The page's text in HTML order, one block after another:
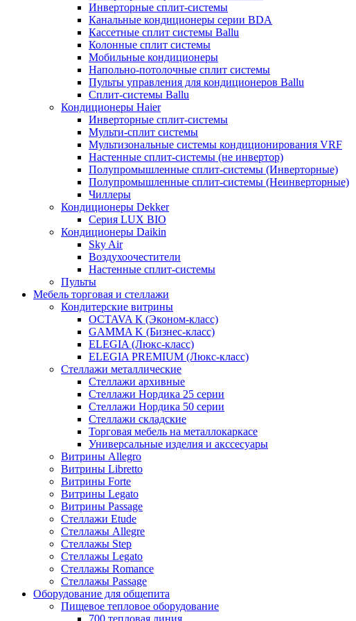
Инверторные сплит-системы
Канальные кондиционеры серии BDA
Кассетные сплит системы Ballu
Колонные сплит системы
Мобильные кондиционеры
Напольно-потолочные сплит системы
Пульты управления для кондиционеров Ballu
Сплит-системы Ballu
Кондиционеры Haier
Инверторные сплит-системы
Мульти-сплит системы
Мультизональные системы кондиционирования VRF
Настенные сплит-системы (не инвертор)
Полупромышленные сплит-системы (Инверторные)
Полупромышленные сплит-системы (Неинверторные)
Чиллеры
Кондиционеры Dekker
Серия LUX BIO
Кондиционеры Daikin
Sky Air
Воздухоочестители
Настенные сплит-системы
Пульты
Мебель торговая и стеллажи
Кондитерские витрины
OCTAVA К (Эконом-класс)
GAMMA K (Бизнес-класс)
ELEGIA (Люкс-класс)
ELEGIA PREMIUM (Люкс-класс)
Стеллажи металлические
Стеллажи архивные
Стеллажи Нордика 25 серии
Стеллажи Нордика 50 серии
Стеллажи складские
Торговая мебель на металлокаркасе
Универсальные изделия и акссесуары
Витрины Allegro
Витрины Libretto
Витрины Forte
Витрины Legato
Витрины Passage
Стеллажи Etude
Стеллажы Allegre
Стеллажы Step
Стеллажы Legato
Стеллажы Romance
Стеллажы Passage
Оборудование для общепита
Пищевое тепловое оборудование
700 тепловая линия